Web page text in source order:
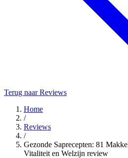
Terug naar Reviews
Home
/
Reviews
/
Gezonde Saprecepten: 81
Vitaliteit en Welzijn review